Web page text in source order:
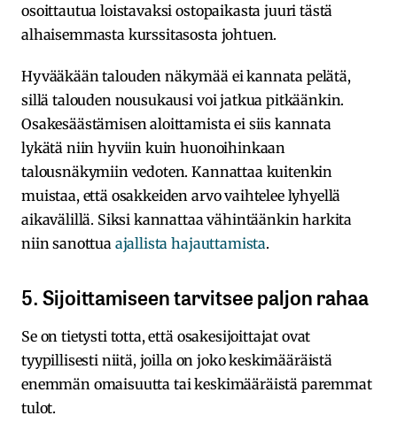
osoittautua loistavaksi ostopaikasta juuri tästä
alhaisemmasta kurssitasosta johtuen.
Hyvääkään talouden näkymää ei kannata pelätä,
sillä talouden nousukausi voi jatkua pitkäänkin.
Osakesäästämisen aloittamista ei siis kannata
lykätä niin hyviin kuin huonoihinkaan
talousnäkymiin vedoten. Kannattaa kuitenkin
muistaa, että osakkeiden arvo vaihtelee lyhyellä
aikavälillä. Siksi kannattaa vähintäänkin harkita
niin sanottua ajallista hajauttamista.
5. Sijoittamiseen tarvitsee paljon rahaa
Se on tietysti totta, että osakesijoittajat ovat
tyypillisesti niitä, joilla on joko keskimääräistä
enemmän omaisuutta tai keskimääräistä paremmat
tulot.